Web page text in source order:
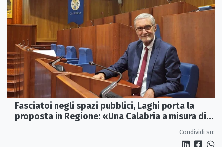
Fasciatoi negli spazi pubblici, Laghi porta la
proposta in Regione: «Una Calabria a misura di
Condividi su: